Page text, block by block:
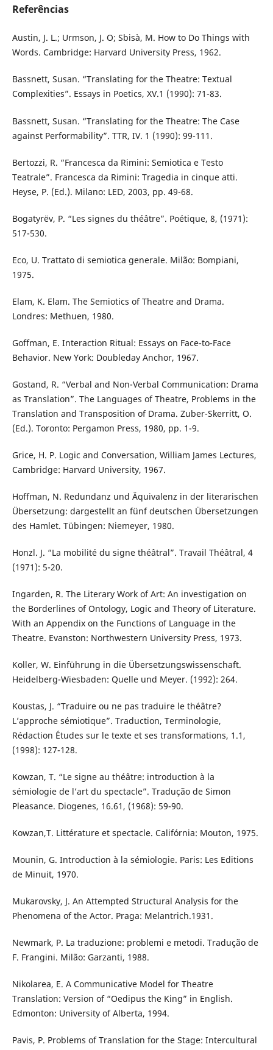
Referências
Austin, J. L.; Urmson, J. O; Sbisà, M. How to Do Things with
Words. Cambridge: Harvard University Press, 1962.
Bassnett, Susan. “Translating for the Theatre: Textual
Complexities”. Essays in Poetics, XV.1 (1990): 71-83.
Bassnett, Susan. “Translating for the Theatre: The Case
against Performability”. TTR, IV. 1 (1990): 99-111.
Bertozzi, R. “Francesca da Rimini: Semiotica e Testo
Teatrale”. Francesca da Rimini: Tragedia in cinque atti.
Heyse, P. (Ed.). Milano: LED, 2003, pp. 49-68.
Bogatyrëv, P. “Les signes du théâtre”. Poétique, 8, (1971):
517-530.
Eco, U. Trattato di semiotica generale. Milão: Bompiani,
1975.
Elam, K. Elam. The Semiotics of Theatre and Drama.
Londres: Methuen, 1980.
Goffman, E. Interaction Ritual: Essays on Face-to-Face
Behavior. New York: Doubleday Anchor, 1967.
Gostand, R. “Verbal and Non-Verbal Communication: Drama
as Translation”. The Languages of Theatre, Problems in the
Translation and Transposition of Drama. Zuber-Skerritt, O.
(Ed.). Toronto: Pergamon Press, 1980, pp. 1-9.
Grice, H. P. Logic and Conversation, William James Lectures,
Cambridge: Harvard University, 1967.
Hoffman, N. Redundanz und Äquivalenz in der literarischen
Übersetzung: dargestellt an fünf deutschen Übersetzungen
des Hamlet. Tübingen: Niemeyer, 1980.
Honzl. J. “La mobilité du signe théâtral”. Travail Théâtral, 4
(1971): 5-20.
Ingarden, R. The Literary Work of Art: An investigation on
the Borderlines of Ontology, Logic and Theory of Literature.
With an Appendix on the Functions of Language in the
Theatre. Evanston: Northwestern University Press, 1973.
Koller, W. Einführung in die Übersetzungswissenschaft.
Heidelberg-Wiesbaden: Quelle und Meyer. (1992): 264.
Koustas, J. “Traduire ou ne pas traduire le théâtre?
L’approche sémiotique”. Traduction, Terminologie,
Rédaction Études sur le texte et ses transformations, 1.1,
(1998): 127-128.
Kowzan, T. “Le signe au théâtre: introduction à la
sémiologie de l’art du spectacle”. Tradução de Simon
Pleasance. Diogenes, 16.61, (1968): 59-90.
Kowzan,T. Littérature et spectacle. Califórnia: Mouton, 1975.
Mounin, G. Introduction à la sémiologie. Paris: Les Editions
de Minuit, 1970.
Mukarovsky, J. An Attempted Structural Analysis for the
Phenomena of the Actor. Praga: Melantrich.1931.
Newmark, P. La traduzione: problemi e metodi. Tradução de
F. Frangini. Milão: Garzanti, 1988.
Nikolarea, E. A Communicative Model for Theatre
Translation: Version of “Oedipus the King” in English.
Edmonton: University of Alberta, 1994.
Pavis, P. Problems of Translation for the Stage: Intercultural